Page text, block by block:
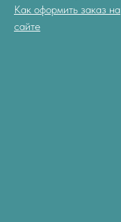
Как оформить заказ на
сайте